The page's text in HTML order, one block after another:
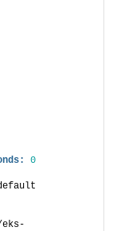
0